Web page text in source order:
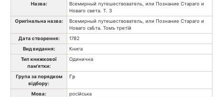
Назва:
Всемирный путешествователь, или Познание Стараго и
Новаго света. Т. 3
Оригінальна назва:
Всемирный путешествователь, или Познание Стараго и
Новаго свѣта. Томъ третїй
Дата створення:
1782
Вид видання:
Книга
Тип книжкової
пам'ятки:
Одинична
Група за порядком
відбору:
Гр
Мова:
російська